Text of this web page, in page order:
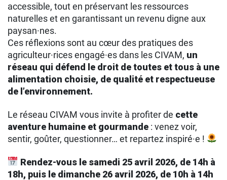
accessible, tout en préservant les ressources
naturelles et en garantissant un revenu digne aux
paysan·nes.
Ces réflexions sont au cœur des pratiques des
agriculteur·rices engagé·es dans les CIVAM, un
réseau qui défend le droit de toutes et tous à une
alimentation choisie, de qualité et respectueuse
de l’environnement.
Le réseau CIVAM vous invite à profiter de cette
aventure humaine et gourmande : venez voir,
sentir, goûter, questionner… et repartez inspiré·e !
Rendez-vous le samedi 25 avril 2026, de 14h à
18h, puis le dimanche 26 avril 2026, de 10h à 14h